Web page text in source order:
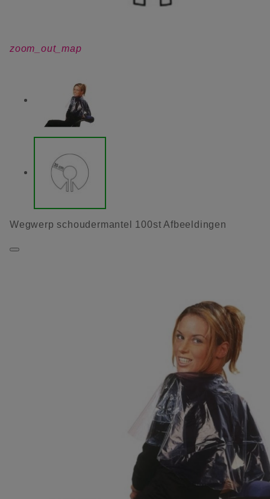
zoom_out_map
Wegwerp schoudermantel 100st Afbeeldingen